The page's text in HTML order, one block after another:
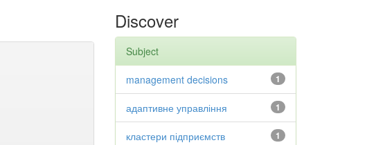
Discover
Subject
1
management decisions
1
адаптивне управління
1
кластери підприємств